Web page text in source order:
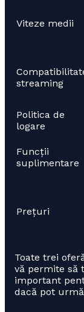
Viteze medii
streaming
Politica de
logare
Funcții
suplimentare
Prețuri
Toate trei
vă permite să
important
dacă pot